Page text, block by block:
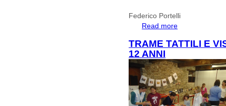
Federico Portelli
Read more
TRAME TATTILI E
12 ANNI